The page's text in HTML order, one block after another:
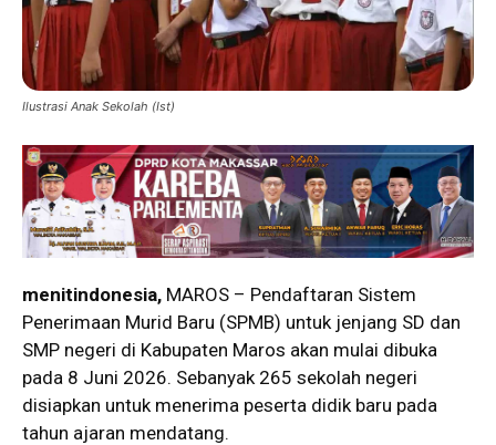
Ilustrasi Anak Sekolah (Ist)
menitindonesia, MAROS – Pendaftaran Sistem
Penerimaan Murid Baru (SPMB) untuk jenjang SD dan
SMP negeri di Kabupaten Maros akan mulai dibuka
pada 8 Juni 2026. Sebanyak 265 sekolah negeri
disiapkan untuk menerima peserta didik baru pada
tahun ajaran mendatang.